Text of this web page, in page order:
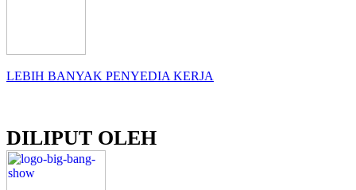
LEBIH BANYAK PENYEDIA KERJA
DILIPUT OLEH